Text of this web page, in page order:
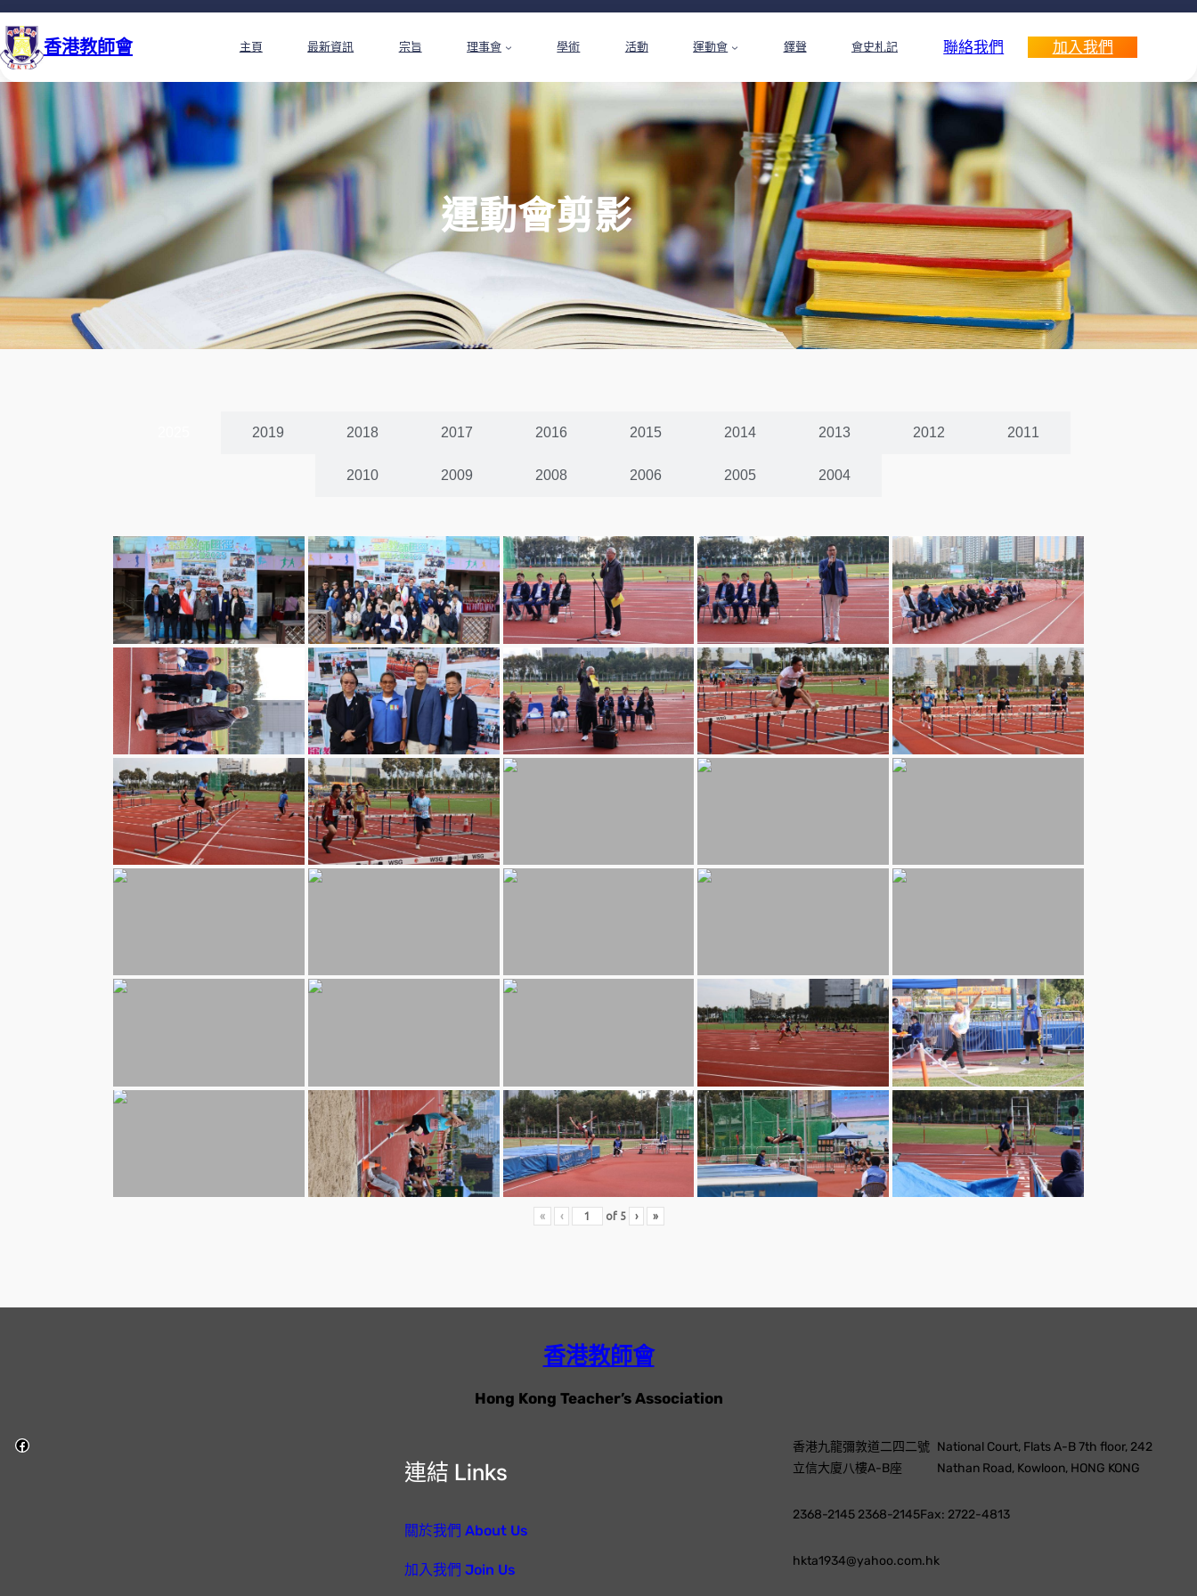
香港教師會 主頁 最新資訊 宗旨 理事會 學術 活動 運動會 鐸聲 會史札記 聯絡我們 加入我們
運動會剪影
2019 2018 2017 2016 2015 2014 2013 2012 2011
2010 2009 2008 2006 2005 2004
« ‹ of 5 › »
香港教師會
Hong Kong Teacher’s Association
連結 Links
關於我們 About Us
加入我們 Join Us
香港九龍彌敦道二四二號
立信大廈八樓A-B座
National Court, Flats A-B 7th floor, 242
Nathan Road, Kowloon, HONG KONG
2368-2145 2368-2145Fax: 2722-4813
hkta1934@yahoo.com.hk